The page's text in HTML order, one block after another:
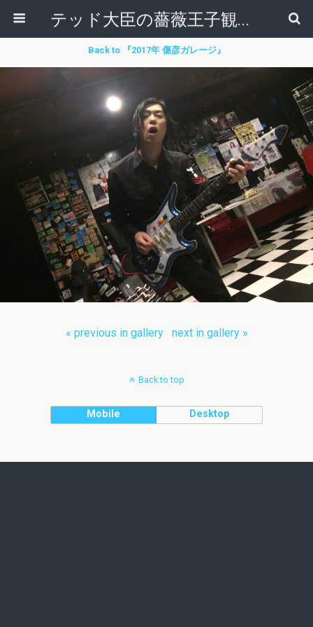
テッド大臣の薔薇王子観察日記
Back to 『2017年 傷彦ガレージ』
« previous in gallery next in gallery »
Back to top
Mobile Desktop